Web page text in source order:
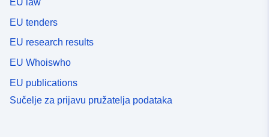
EU law
EU tenders
EU research results
EU Whoiswho
EU publications
Sučelje za prijavu pružatelja podataka